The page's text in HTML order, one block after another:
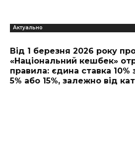
Актуально
Від 1 березня 2026 року
«Національний кешбек»
правила: єдина ставка 10%
5% або 15%, залежно від